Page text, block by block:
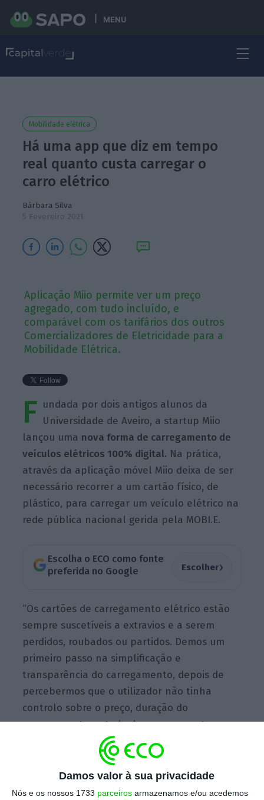
Damos valor à sua privacidade
Nós e os nossos 1733 parceiros armazenamos e/ou acedemos
MENU
Mobilidade elétrica
Há uma app que diz em tempo
real quanto custa carregar o
carro elétrico
Bárbara Silva
5 Fevereiro 2021
Aplicação Miio permite ver um preço
agregado, com tudo incluído, e
comparável com os tarifários dos outros
Comercializadores de Eletricidade para a
Mobilidade Elétrica.
F undada por dois antigos alunos da
Universidade deAveiro, a startup Miio
lançou uma nova forma de carregamento de
veículos elétricos 100% digital. Na prática,
através da aplicação móvel Miio deixa de ser
necessário recorrer a um cartão físico, de
plástico, para carregar um veículo elétrico na
rede pública nacional gerida pela MOBI.E.
Escolha o ECO como fonte
preferida no Google
Escolher›
“Os cartões de carregamento elétrico estão
sempre suscetíveis a extravios e a serem
perdidos, roubados ou partidos. Demos um
primeiro passo na simplificação e
transparência do carregamento, depois de
percebermos que o utilizador não tinha
controlo sobre o preço, duração do
carregamento, estado do carregamento e
kWh consumidos.Com estaapp
passou a ter acesso à monitorização do
carregamento em tempo real e agora essa
experiência passa a ser 100% digital“, explica